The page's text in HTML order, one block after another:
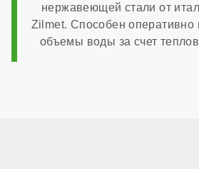
нержавеющей стали от
Zilmet. Способен оперативно
объемы воды за счет